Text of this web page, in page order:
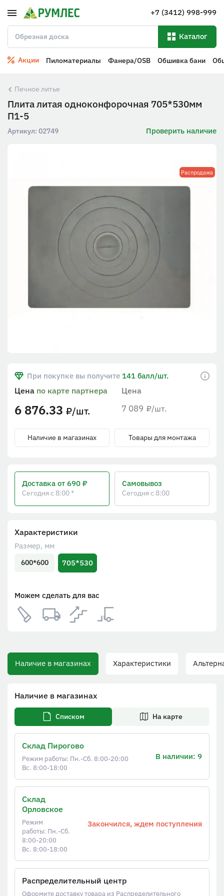
+7 (3412) 998-999
Каталог
Акции Пиломатериалы Фанера/OSB Обшивка бани
Печное литье
Плита литая одноконфорочная 705*530мм
П1-5
Артикул: 02749 Проверить наличие
Распродажа
Характеристики
Размер, мм
600*600 705*530
Можем сделать для вас
При покупке вы получите 141 балл/шт.
Цена
7 089 ₽/шт.
Цена по карте партнера
6 876.33 ₽/шт.
Наличие в магазинах Товары для монтажа
Доставка от 690 ₽
Сегодня с 8:00 *
Самовывоз
Сегодня с 8:00
Наличие в магазинах Характеристики
Наличие в магазинах
Списком На карте
Склад Пирогово
Режим работы: Пн.-Сб. 8:00-20:00
Вс. 8:00-18:00
В наличии: 9
Склад
Орловское
Режим
работы: Пн.-Сб.
8:00-20:00
Вс. 8:00-18:00
Закончился, ждем поступления
Распределительный центр
Оформите доставку товара из Распределительного